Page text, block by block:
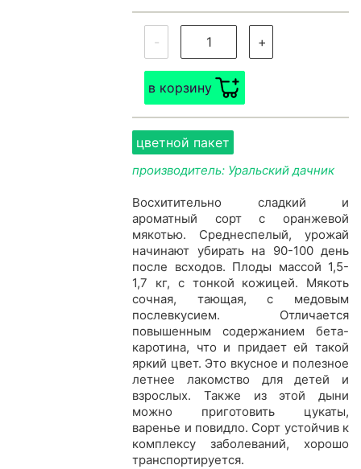
- +
в корзину
цветной пакет
производитель: Уральский дачник
Восхитительно сладкий и
ароматный сорт с оранжевой
мякотью. Среднеспелый, урожай
начинают убирать на 90-100 день
после всходов. Плоды массой 1,5-
1,7 кг, с тонкой кожицей. Мякоть
cочная, тающая, с медовым
послевкусием. Отличается
повышенным содержанием бета-
каротина, что и придает ей такой
яркий цвет. Это вкусное и полезное
летнее лакомство для детей и
взрослых. Также из этой дыни
можно приготовить цукаты,
варенье и повидло. Сорт устойчив к
комплексу заболеваний, хорошо
транспортируется.